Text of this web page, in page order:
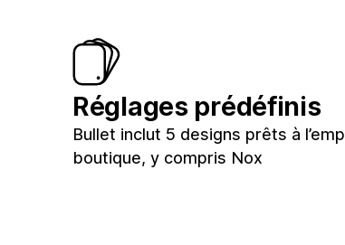
Réglages prédéfinis
Bullet inclut 5 designs prêts à
boutique, y compris Nox